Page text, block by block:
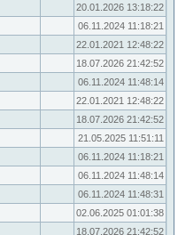
20.01.2026 13:18:22
06.11.2024 11:18:21
22.01.2021 12:48:22
18.07.2026 21:42:52
06.11.2024 11:48:14
22.01.2021 12:48:22
18.07.2026 21:42:52
21.05.2025 11:51:11
06.11.2024 11:18:21
06.11.2024 11:48:14
06.11.2024 11:48:31
02.06.2025 01:01:38
18.07.2026 21:42:52